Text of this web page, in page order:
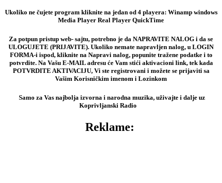
Ukoliko ne čujete program kliknite na jedan od 4 playera: Winamp windows
Media Player Real Player QuickTime
Za potpun pristup web- sajtu, potrebno je da NAPRAVITE NALOG i da se
ULOGUJETE (PRIJAVITE). Ukoliko nemate napravljen nalog, u LOGIN
FORMA-i ispod, kliknite na Napravi nalog, popunite tražene podatke i to
potvrdite. Na Vašu E-MAIL adresu će Vam stići aktivacioni link, tek kada
POTVRDITE AKTIVACIJU, Vi ste registrovani i možete se prijaviti sa
Vašim Korisničkim imenom i Lozinkom
Samo za Vas najbolja izvorna i narodna muzika, uživajte i dalje uz
Koprivljanski Radio
Reklame: